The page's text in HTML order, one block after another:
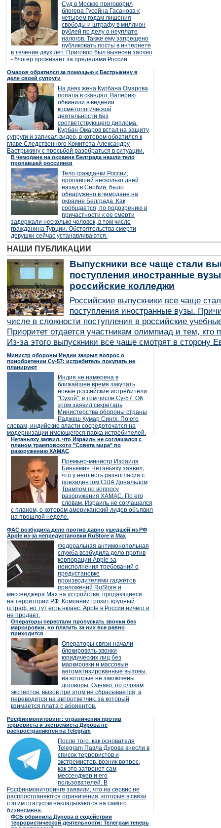
Суд в Москве приговорил
блогера Гусейна Гасанова к
четырем годам лишения
свободы и штрафу в миллион
рублей по делу о неуплате
налогов. Также ему запрещено
публиковать посты в интернете
в течение двух лет. Приговор был вынесен заочно
- блогер проживает за пределами России.
Омаров обратился за помощью к Бастрыкину в
деле своей супруги
На днях жена Курбана Омарова
попала в скандал. Валерию
обвинили в ведении
косметологической
деятельности без
соответствующего диплома.
Курбан Омаров встал на защиту
супруги и записал видео, в котором обратился к
главе Следственного Комитета Александру
Бастрыкину с просьбой разобраться в ситуации.
В чемодане на окраине Белграда нашли тело
пропавшей россиянки
Тело гражданки России,
пропавшей несколько дней
назад в Сербии, было
обнаружено в чемодане на
окраине Белграда. Как
сообщается, по подозрению в
причастности к ее смерти
задержали несколько человек, в том числе
гражданина Турции. Обстоятельства смерти
девушки сейчас устанавливаются.
НАШИ ПУБЛИКАЦИИ
Выпускники все чаще стали
поступления иностранные
российские колледжи
Российские выпускники все чаще
поступления иностранные вузы.
числе в сложности поступления в российские
Приоритет отдается участникам олимпиад и тем, кто
Из-за этого выпускники все чаще смотрят в сторону
Министр обороны Индии закрыл вопрос о
приобретении Су-57: истребитель покупать не
планируют
Индия не намерена в
ближайшее время закупать
новые российские истребители
"Сухой", в том числе Су-57. Об
этом заявил секретарь
Министерства обороны страны
Раджеш Кумар Сингх. По его
словам, индийские власти сосредоточатся на
модернизации имеющегося парка истребителей.
Нетаньяху заявил, что Израиль не соглашался с
планом трамповского "Совета мира" по
разоружению ХАМАС
Премьер-министр Израиля
Биньямин Нетаньяху заявил,
что у него есть разногласия с
президентом США Дональдом
Трампом по вопросу
разоружения ХАМАС. По его
словам, Израиль не соглашался
с планом, о котором американский лидер объявил
на прошлой неделе.
ФАС возбудила дело против давно ушедшей из РФ
Apple из-за непредустановки RuStore и Max
Федеральная антимонопольная
служба возбудила дело против
корпорации Apple за
неисполнения требований о
предустановке
производителями гаджетов
приложений RuStore и
мессенджера Max на устройства, продающиеся
на территории РФ. Компании грозит крупный
штраф, но тут есть нюанс: Apple в России ничего и
не продает.
Операторы перестали пропускать звонки без
маркировки, но платить за них все равно
приходится
Операторы связи начали
блокировать звонки
юридических лиц без
маркировки и массовые
автоматизированные вызовы,
на которые не заключены
договоры. Однако, по словам
экспертов, вызов при этом не сбрасывается, а
переводится на автоответчик, за который
взимается плата с абонентов.
Росфинмониторинг: ограничения против
террориста и экстремиста Дурова не
распространяются на Telegram
После того, как основателя
Telegram Павла Дурова внесли в
список террористов и
экстремистов, возник вопрос,
как это затронет сам
мессенджер и его
пользователей. В
Росфинмониторинге заявили, что на сервис не
распространяются ограничения, которые в связи
с этим статусом накладываются на самого
бизнесмена.
ФСБ обвинила Дурова в содействии
террористической деятельности: Телеграм теперь